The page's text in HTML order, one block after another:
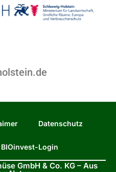
Datenschutz
BIOinvest-Login
GmbH & Co. KG – Aus